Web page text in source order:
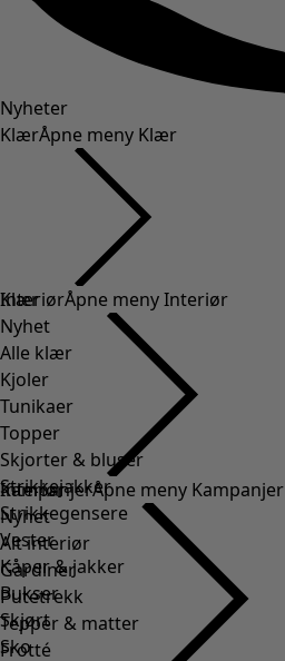
Nyheter
KlærÅpne meny Klær
Klær
Nyhet
Alle klær
Kjoler
Tunikaer
Topper
Skjorter & bluser
Strikkejakker
Strikkegensere
Vester
Kåper & jakker
Bukser
Skjørt
Sko
InteriørÅpne meny Interiør
Interiør
Nyhet
Alt interiør
Gardiner
Putetrekk
Tepper & matter
Frotté
KampanjerÅpne meny Kampanjer